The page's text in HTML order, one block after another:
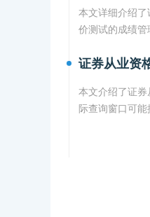
本文详细介绍
价测试的成绩管
证券从业资
本文介绍了证
际查询窗口可